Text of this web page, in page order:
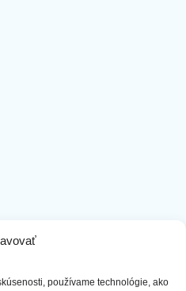
používame technológie, ako